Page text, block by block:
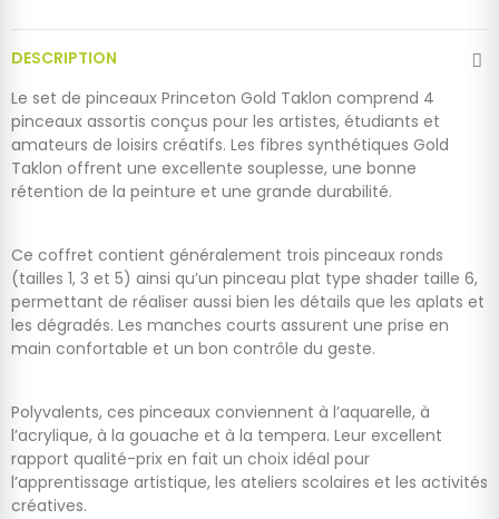
DESCRIPTION
Le set de pinceaux Princeton Gold Taklon comprend 4
pinceaux assortis conçus pour les artistes, étudiants et
amateurs de loisirs créatifs. Les fibres synthétiques Gold
Taklon offrent une excellente souplesse, une bonne
rétention de la peinture et une grande durabilité.
Ce coffret contient généralement trois pinceaux ronds
(tailles 1, 3 et 5) ainsi qu’un pinceau plat type shader taille 6,
permettant de réaliser aussi bien les détails que les aplats et
les dégradés. Les manches courts assurent une prise en
main confortable et un bon contrôle du geste.
Polyvalents, ces pinceaux conviennent à l’aquarelle, à
l’acrylique, à la gouache et à la tempera. Leur excellent
rapport qualité-prix en fait un choix idéal pour
l’apprentissage artistique, les ateliers scolaires et les activités
créatives.